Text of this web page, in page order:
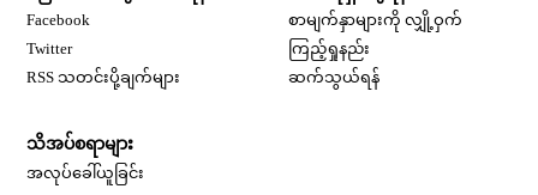
Facebook
Twitter
RSS သတင်းပို့ချက်များ
စာမျက်နှာများကို လျှို့ဝှက်
ကြည့်ရှုနည်း
ဆက်သွယ်ရန်
သိအပ်စရာများ
အလုပ်ခေါ်ယူခြင်း